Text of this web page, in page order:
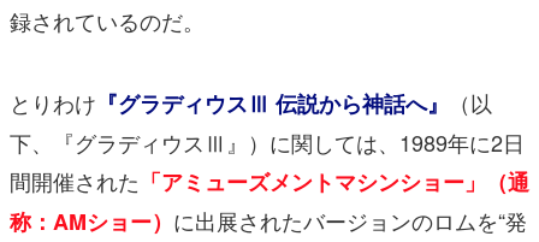
録されているのだ。
とりわけ 『グラディウスⅢ 伝説から神話へ』
（以
下、『グラディウスⅢ』）に関しては、1989年に2日
間開催された 「アミューズメントマシンショー」（通
称：AMショー） に出展されたバージョンのロムを“発